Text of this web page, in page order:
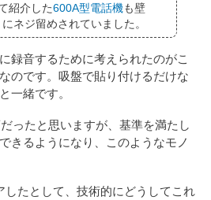
紹介した600A型電話機も壁
ネジ留めされていました。
録音するために考えられたのがこ
のです。吸盤で貼り付けるだけな
一緒です。
ったと思いますが、基準を満たし
きるようになり、このようなモノ
したとして、技術的にどうしてこれ